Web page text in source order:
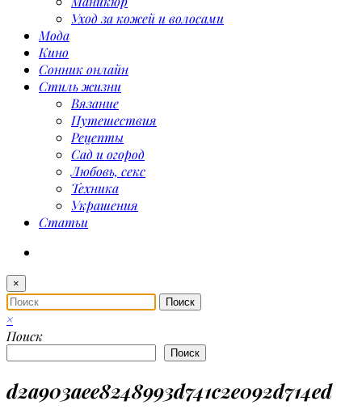
Уход за кожей и волосами
Мода
Кино
Сонник онлайн
Стиль жизни
Вязание
Путешествия
Рецепты
Сад и огород
Любовь, секс
Техника
Украшения
Статьи
×
×
Поиск
Поиск
d2a903aee8248993d741c2e092d714ed